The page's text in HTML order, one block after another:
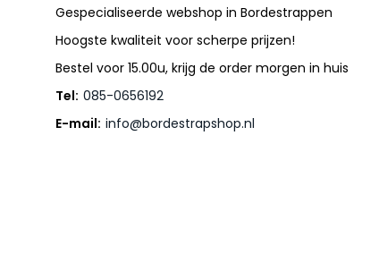
Gespecialiseerde webshop in Bordestrappen
Hoogste kwaliteit voor scherpe prijzen!
Bestel voor 15.00u, krijg de order morgen in huis
Tel: 085-0656192
E-mail: info@bordestrapshop.nl